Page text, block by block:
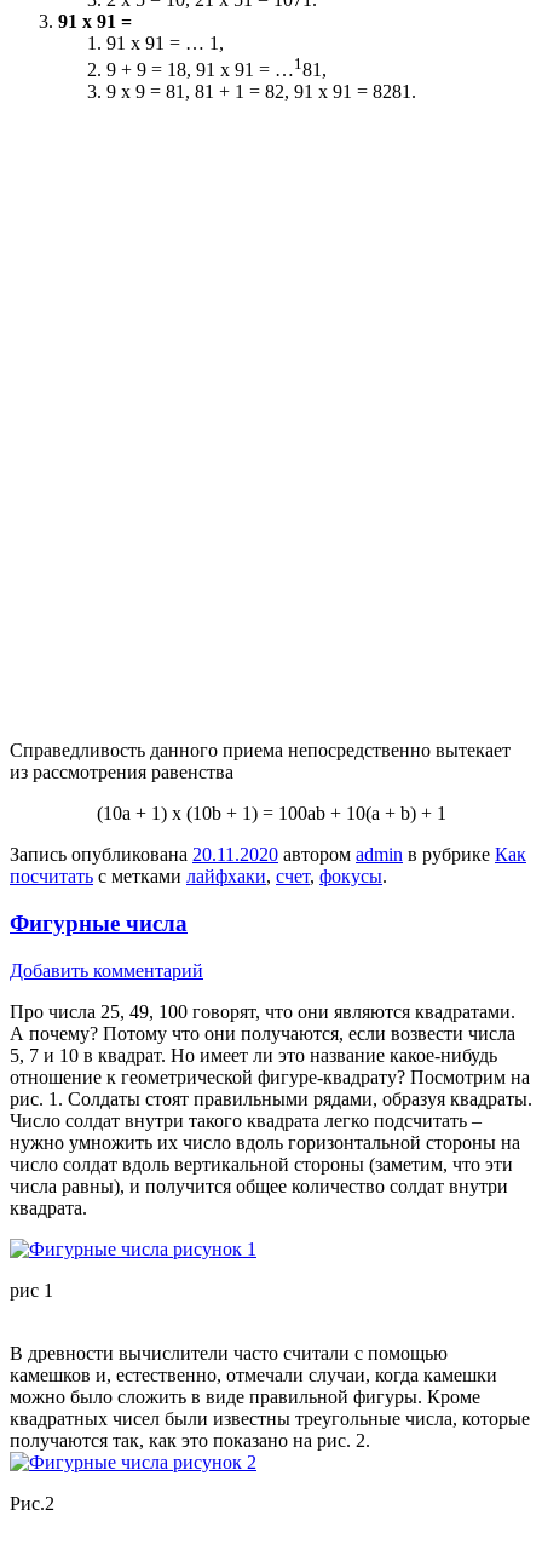
91 x 91 =
91 x 91 = … 1,
9 + 9 = 18, 91 x 91 = …181,
9 x 9 = 81, 81 + 1 = 82, 91 x 91 = 8281.
Справедливость данного приема непосредственно вытекает
из рассмотрения равенства
(10а + 1) x (10b + 1) = 100ab + 10(a + b) + 1
Запись опубликована 20.11.2020 автором admin в рубрике Как
посчитать с метками лайфхаки, счет, фокусы.
Фигурные числа
Добавить комментарий
Про числа 25, 49, 100 говорят, что они являются квадратами.
А почему? Потому что они получаются, если возвести числа
5, 7 и 10 в квадрат. Но имеет ли это название какое-нибудь
отношение к геометрической фигуре-квадрату? Посмотрим на
рис. 1. Солдаты стоят правильными рядами, образуя квадраты.
Число солдат внутри такого квадрата легко подсчитать –
нужно умножить их число вдоль горизонтальной стороны на
число солдат вдоль вертикальной стороны (заметим, что эти
числа равны), и получится общее количество солдат внутри
квадрата.
рис 1
В древности вычислители часто считали с помощью
камешков и, естественно, отмечали случаи, когда камешки
можно было сложить в виде правильной фигуры. Кроме
квадратных чисел были известны треугольные числа, которые
получаются так, как это показано на рис. 2.
Рис.2